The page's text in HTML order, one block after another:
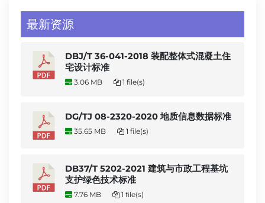
最新资源
DBJ/T 36-041-2018 装配整体式混凝土住
宅设计标准
3.06 MB 1 file(s)
DG/TJ 08-2320-2020 地质信息数据标准
35.65 MB 1 file(s)
DB37/T 5202-2021 建筑与市政工程基坑
支护绿色技术标准
7.76 MB 1 file(s)